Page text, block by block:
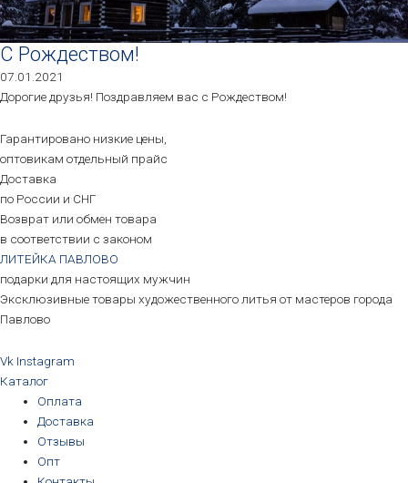
С Рождеством!
07.01.2021
Дорогие друзья! Поздравляем вас с Рождеством!
Гарантировано низкие цены,
оптовикам отдельный прайс
Доставка
по России и СНГ
Возврат или обмен товара
в соответствии с законом
ЛИТЕЙКА ПАВЛОВО
подарки для настоящих мужчин
Эксклюзивные товары художественного литья от мастеров города
Павлово
Vk Instagram
Каталог
Оплата
Доставка
Отзывы
Опт